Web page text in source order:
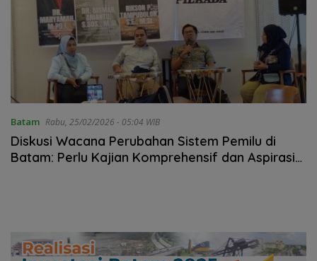
Batam Rabu, 25/02/2026 - 05:04 WIB
Diskusi Wacana Perubahan Sistem Pemilu di
Batam: Perlu Kajian Komprehensif dan Aspirasi